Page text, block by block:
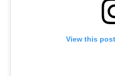
View this